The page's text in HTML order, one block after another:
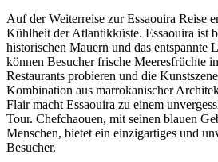
Auf der Weiterreise zur Essaouira Reise
Kühlheit der Atlantikküste. Essaouira ist
historischen Mauern und das entspannte
können Besucher frische Meeresfrüchte
Restaurants probieren und die
Kombination aus marrokanischer
Flair macht Essaouira zu einem
Tour. Chefchaouen, mit seinen blauen
Menschen, bietet ein einzigartiges und
Besucher.